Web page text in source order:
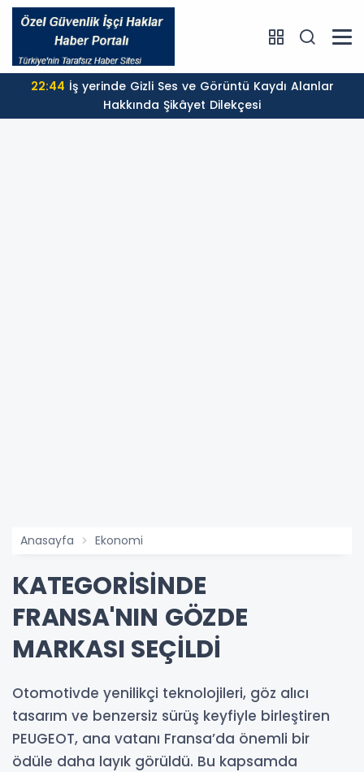
22:44
Hakkında Şikâyet Dilekçesi
Anasayfa Ekonomi
KATEGORİSİNDE
FRANSA'NIN GÖZDE
MARKASI SEÇİLDİ
Otomotivde yenilikçi teknolojileri, göz alıcı
tasarım ve benzersiz sürüş keyfiyle birleştiren
PEUGEOT, ana vatanı Fransa’da önemli bir
ödüle daha layık görüldü. Bu kapsamda